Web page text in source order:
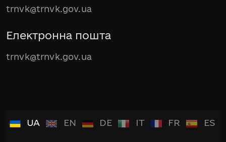
trnvk@trnvk.gov.ua
Електронна пошта
trnvk@trnvk.gov.ua
UA EN DE IT FR ES